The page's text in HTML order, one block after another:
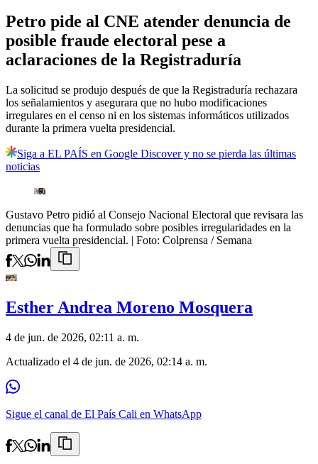
Petro pide al CNE atender denuncia de
posible fraude electoral pese a
aclaraciones de la Registraduría
La solicitud se produjo después de que la Registraduría rechazara
los señalamientos y asegurara que no hubo modificaciones
irregulares en el censo ni en los sistemas informáticos utilizados
durante la primera vuelta presidencial.
Siga a EL PAÍS en Google Discover y no se pierda las últimas
noticias
Gustavo Petro pidió al Consejo Nacional Electoral que revisara las
denuncias que ha formulado sobre posibles irregularidades en la
primera vuelta presidencial. | Foto: Colprensa / Semana
Esther Andrea Moreno Mosquera
4 de jun. de 2026, 02:11 a. m.
Actualizado el 4 de jun. de 2026, 02:14 a. m.
Sigue el canal de El País Cali en WhatsApp